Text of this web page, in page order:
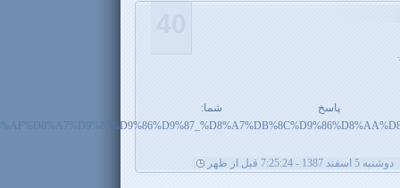
شما:
دوشنبه 5 اسفند 1387 - 7:25:24 قبل از ظهر